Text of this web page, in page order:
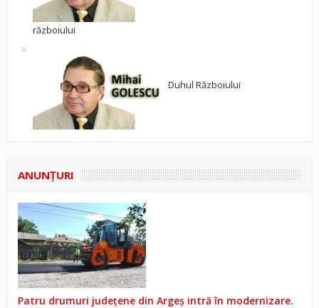
războiului
Duhul Războiului
ANUNŢURI
Patru drumuri județene din Argeș intră în modernizare.